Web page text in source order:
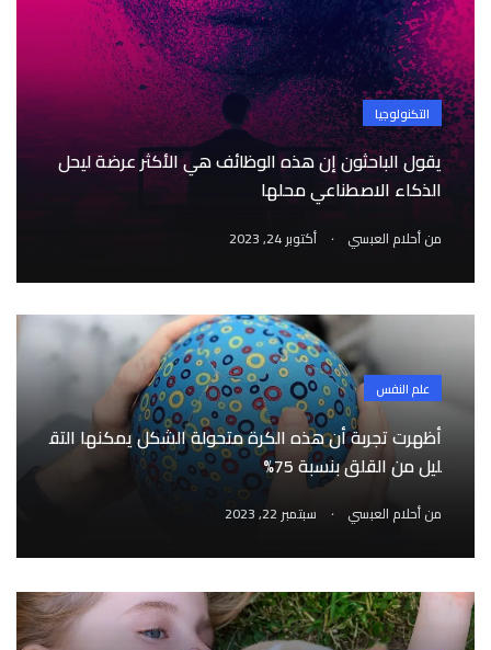
التكنولوجيا
يقول الباحثون إن هذه الوظائف هي الأكثر عرضة ليحل
الذكاء الاصطناعي محلها
منأحلام العبسي . أكتوبر 24, 2023
علم النفس
أظهرت تجربة أن هذه الكرة متحولة الشكل يمكنها التق
ليل من القلق بنسبة 75%
منأحلام العبسي . سبتمبر 22, 2023